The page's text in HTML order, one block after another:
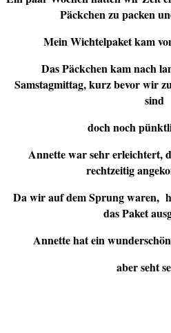
Päckchen zu packen
Mein Wichtelpaket kam
Das Päckchen kam nach
Samstagmittag, kurz bevor wir
sind
doch noch
Annette war sehr erleichtert,
rechtzeitig
Da wir auf dem Sprung waren,
das Paket
Annette hat ein
aber seht